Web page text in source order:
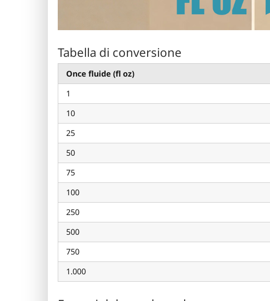
Tabella di conversione
Once fluide (fl oz)
1
10
25
50
75
100
250
500
750
1.000